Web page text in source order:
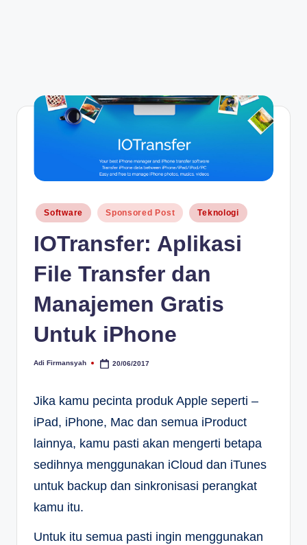
Posted
in
Software Sponsored Post Teknologi
IOTransfer: Aplikasi
File Transfer dan
Manajemen Gratis
Untuk iPhone
Posted
Adi Firmansyah 20/06/2017
Jika kamu pecinta produk Apple seperti –
iPad, iPhone, Mac dan semua iProduct
lainnya, kamu pasti akan mengerti betapa
sedihnya menggunakan iCloud dan iTunes
untuk backup dan sinkronisasi perangkat
kamu itu.
Untuk itu semua pasti ingin menggunakan